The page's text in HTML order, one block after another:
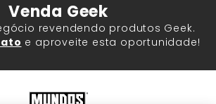
Venda Geek
revendendo produtos Geek.
e aproveite esta oportunidade!